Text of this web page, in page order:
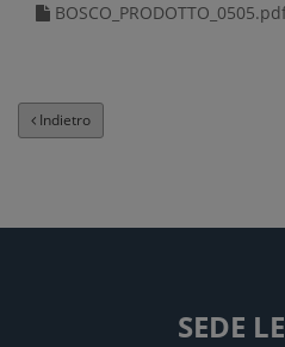
Indietro
SEDE